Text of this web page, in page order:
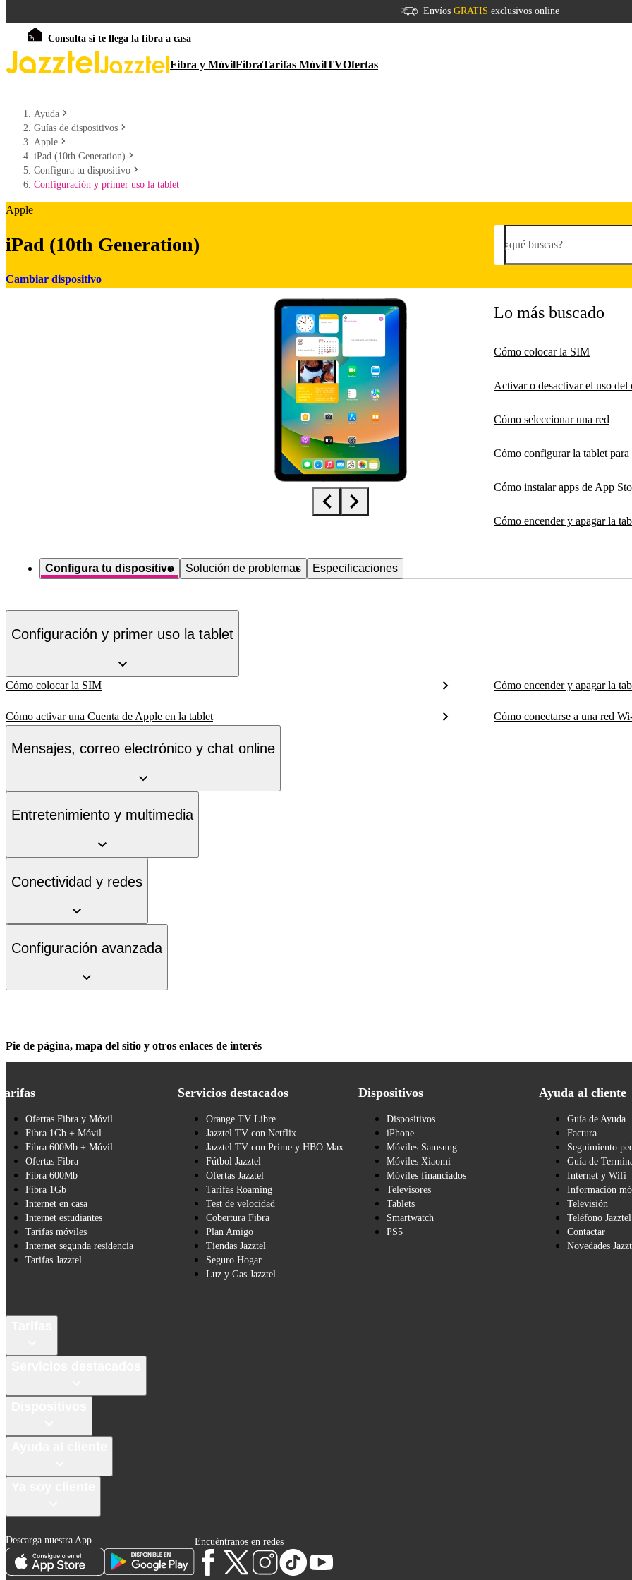
Envíos GRATIS exclusivos online
Consulta si te llega la fibra a casa
Fibra y MóvilFibraTarifas MóvilTVOfertas
Ayuda
Guías de dispositivos
Apple
iPad (10th Generation)
Configura tu dispositivo
Configuración y primer uso la tablet
Apple
iPad (10th Generation)
Cambiar dispositivo
¿qué buscas?
Lo más buscado
Cómo colocar la SIM
Activar o desactivar el uso del
Cómo seleccionar una red
Cómo configurar la tablet para
Cómo instalar apps de App
Cómo encender y apagar la
Configura tu dispositivo Solución de problemas Especificaciones
Configuración y primer uso la tablet
Cómo colocar la SIM Cómo encender y apagar la
Cómo activar una Cuenta de Apple en la tablet Cómo conectarse a una red
Mensajes, correo electrónico y chat online
Entretenimiento y multimedia
Conectividad y redes
Configuración avanzada
Pie de página, mapa del sitio y otros enlaces de interés
Ofertas Fibra y Móvil
Fibra 1Gb + Móvil
Fibra 600Mb + Móvil
Ofertas Fibra
Fibra 600Mb
Fibra 1Gb
Internet en casa
Internet estudiantes
Tarifas móviles
Internet segunda residencia
Tarifas Jazztel
Servicios destacados
Orange TV Libre
Jazztel TV con Netflix
Jazztel TV con Prime y HBO Max
Fútbol Jazztel
Ofertas Jazztel
Tarifas Roaming
Test de velocidad
Cobertura Fibra
Plan Amigo
Tiendas Jazztel
Seguro Hogar
Luz y Gas Jazztel
Dispositivos
Dispositivos
iPhone
Móviles Samsung
Móviles Xiaomi
Móviles financiados
Televisores
Tablets
Smartwatch
PS5
Ayuda al cliente
Guía de Ayuda
Factura
Seguimiento
Guía de
Internet y Wifi
Información
Televisión
Teléfono Jazztel
Contactar
Novedades
Descarga nuestra App Encuéntranos en redes